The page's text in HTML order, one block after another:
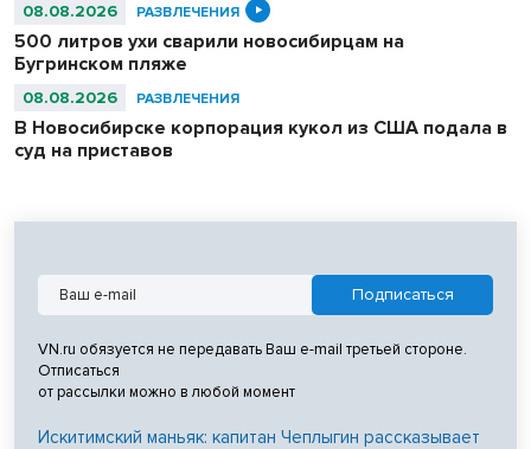
08.08.2026 РАЗВЛЕЧЕНИЯ
500 литров ухи сварили новосибирцам на
Бугринском пляже
08.08.2026 РАЗВЛЕЧЕНИЯ
В Новосибирске корпорация кукол из США подала в
суд на приставов
VN.ru обязуется не передавать Ваш e-mail третьей стороне.
Отписаться
от рассылки можно в любой момент
Искитимский маньяк: капитан Чеплыгин рассказывает